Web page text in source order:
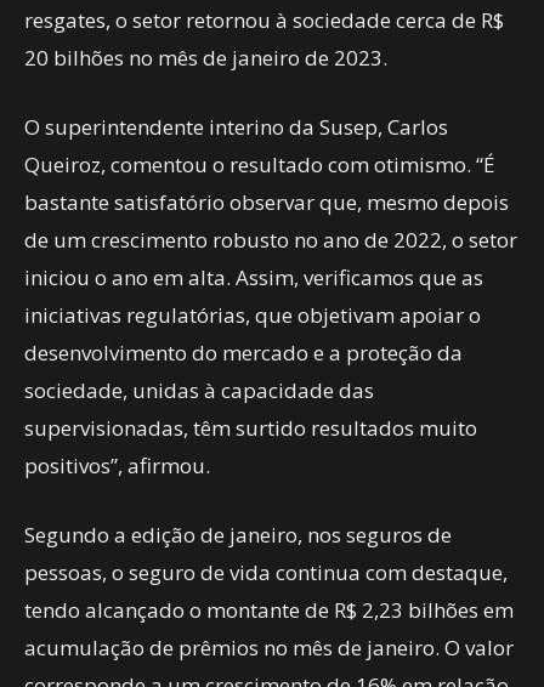
resgates, o setor retornou à sociedade cerca de R$
20 bilhões no mês de janeiro de 2023.
O superintendente interino da Susep, Carlos
Queiroz, comentou o resultado com otimismo. “É
bastante satisfatório observar que, mesmo depois
de um crescimento robusto no ano de 2022, o setor
iniciou o ano em alta. Assim, verificamos que as
iniciativas regulatórias, que objetivam apoiar o
desenvolvimento do mercado e a proteção da
sociedade, unidas à capacidade das
supervisionadas, têm surtido resultados muito
positivos”, afirmou.
Segundo a edição de janeiro, nos seguros de
pessoas, o seguro de vida continua com destaque,
tendo alcançado o montante de R$ 2,23 bilhões em
acumulação de prêmios no mês de janeiro. O valor